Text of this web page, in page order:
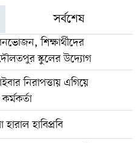
সর্বশেষ
শিক্ষার্থীদের
স্কুলের উদ্যোগ
নিরাপত্তায় এগিয়ে
হারাল হাবিপ্রবি